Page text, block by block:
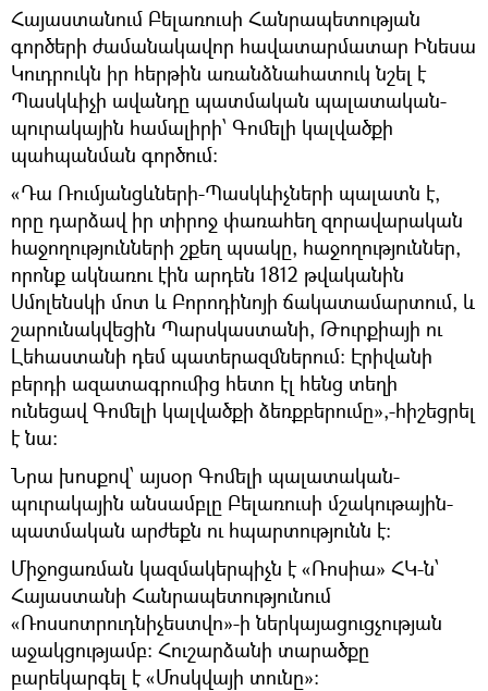
Հայաստանում Բելառուսի Հանրապետության
գործերի ժամանակավոր հավատարմատար Ինեսա
Կուդրուկն իր հերթին առանձնահատուկ նշել է
Պասկևիչի ավանդը պատմական պալատական-
պուրակային համալիրի՝ Գոմելի կալվածքի
պահպանման գործում։
«Դա Ռումյանցևների-Պասկևիչների պալատն է,
որը դարձավ իր տիրոջ փառահեղ զորավարական
հաջողությունների շքեղ պսակը, հաջողություններ,
որոնք ակնառու էին արդեն 1812 թվականին
Սմոլենսկի մոտ և Բորոդինոյի ճակատամարտում, և
շարունակվեցին Պարսկաստանի, Թուրքիայի ու
Լեհաստանի դեմ պատերազմներում։ Էրիվանի
բերդի ազատագրումից հետո էլ հենց տեղի
ունեցավ Գոմելի կալվածքի ձեռքբերումը»,-հիշեցրել
է նա։
Նրա խոսքով՝ այսօր Գոմելի պալատական-
պուրակային անսամբլը Բելառուսի մշակութային-
պատմական արժեքն ու հպարտությունն է։
Միջոցառման կազմակերպիչն է «Ռոսիա» ՀԿ-ն՝
Հայաստանի Հանրապետությունում
«Ռոսսոտրուդնիչեստվո»-ի ներկայացուցչության
աջակցությամբ։ Հուշարձանի տարածքը
բարեկարգել է «Մոսկվայի տունը»։